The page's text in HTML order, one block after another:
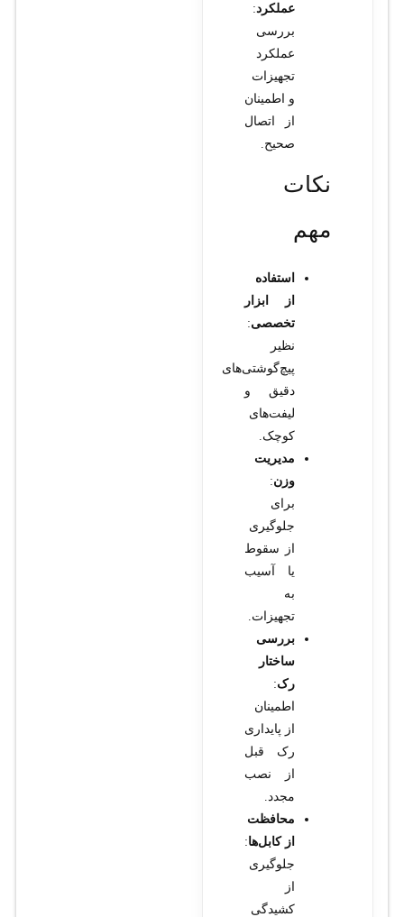
عملکرد:
بررسی
عملکرد
تجهیزات
و اطمینان
از اتصال
صحیح.
نکات
مهم
استفاده
از ابزار
تخصصی:
نظیر
پیچ‌گوشتی‌های
دقیق و
لیفت‌های
کوچک.
مدیریت
وزن:
برای
جلوگیری
از سقوط
یا آسیب
به
تجهیزات.
بررسی
ساختار
رک:
اطمینان
از پایداری
رک قبل
از نصب
مجدد.
محافظت
از کابل‌ها:
جلوگیری
از
کشیدگی